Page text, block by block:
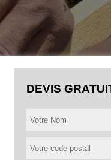
DEVIS